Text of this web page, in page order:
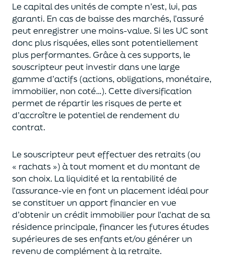
Le capital des unités de compte n’est, lui, pas
garanti. En casde baisse des marchés, l’assuré
peut enregistrer une moins-value. Si les UC sont
donc plus risquées, elles sont potentiellement
plus performantes. Grâce à ces supports, le
souscripteur peut investir dans une large
gamme d’actifs (actions, obligations, monétaire,
immobilier, non coté…). Cette diversification
permet de répartir les risques de perte et
d’accroître le potentielde rendement du
contrat.
Le souscripteur peut effectuer des retraits (ou
« rachats ») à tout moment et du montant de
son choix. Laliquiditéet la rentabilité de
l’assurance-vie en font un placement idéal pour
se constituer un apport financier en vue
d’obtenir un crédit immobilier pour l’achat desa
résidence principale, financer les futures études
supérieures de ses enfantset/ou générer un
revenu de complément à la retraite.